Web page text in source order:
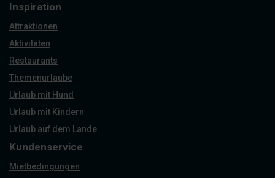
Inspiration
Attraktionen
Aktivitäten
Restaurants
Themenurlaube
Urlaub mit Hund
Urlaub mit Kindern
Urlaub auf dem Lande
Kundenservice
Mietbedingungen